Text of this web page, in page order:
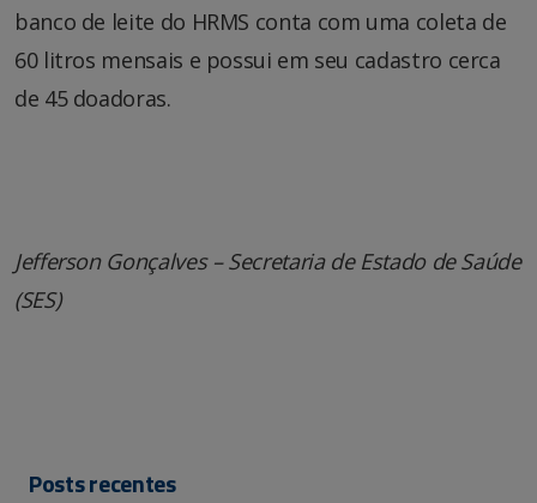
banco de leite do HRMS conta com uma coleta de
60 litros mensais e possui em seu cadastro cerca
de 45 doadoras.
Jefferson Gonçalves – Secretaria de Estado de Saúde
(SES)
Posts recentes